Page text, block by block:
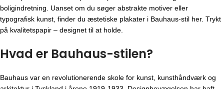
boligindretning. Uanset om du søger abstrakte motiver eller
typografisk kunst, finder du æstetiske plakater i Bauhaus-stil her. Trykt
på kvalitetspapir – designet til at holde.
Hvad er Bauhaus-stilen?
Bauhaus var en revolutionerende skole for kunst, kunsthåndværk og